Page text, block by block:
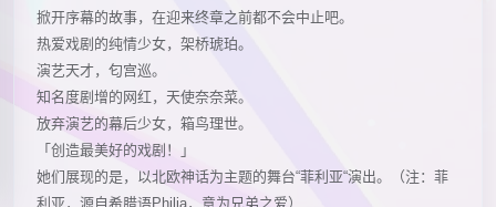
掀开序幕的故事，在迎来终章之前都不会中止吧。
热爱戏剧的纯情少女，架桥琥珀。
演艺天才，匂宫巡。
知名度剧增的网红，天使奈奈菜。
放弃演艺的幕后少女，箱鸟理世。
「创造最美好的戏剧！」
她们展现的是，以北欧神话为主题的舞台“菲利亚“演出。（注：菲
利亚，源自希腊语Philia，意为兄弟之爱）